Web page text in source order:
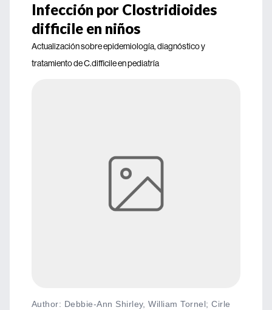
Infección por Clostridioides
difficile en niños
Actualización sobre epidemiología, diagnóstico y
tratamiento de C.difficile en pediatría
Author: Debbie-Ann Shirley, William Tornel; Cirle